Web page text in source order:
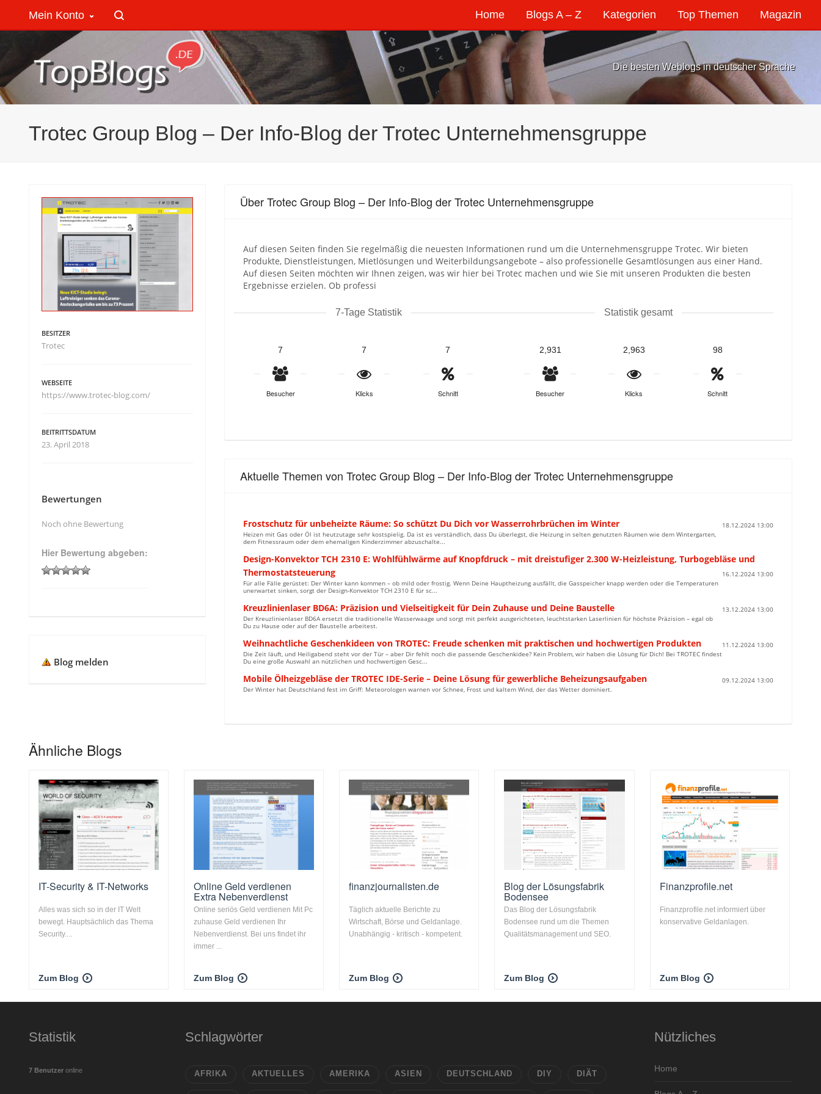
Home Blogs A – Z Kategorien Top Themen Magazin
Mein Konto
Die besten Weblogs in deutscher Sprache
Trotec Group Blog – Der Info-Blog der Trotec Unternehmensgruppe
Über Trotec Group Blog – Der Info-Blog der Trotec Unternehmensgruppe
Auf diesen Seiten finden Sie regelmäßig die neuesten Informationen rund um die Unternehmensgruppe Trotec. Wir bieten
Produkte, Dienstleistungen, Mietlösungen und Weiterbildungsangebote – also professionelle Gesamtlösungen aus einer Hand.
Auf diesen Seiten möchten wir Ihnen zeigen, was wir hier bei Trotec machen und wie Sie mit unseren Produkten die besten
Ergebnisse erzielen. Ob professi
7-Tage Statistik
7
Besucher
7
Klicks
7
Schnitt
Statistik gesamt
2,931
Besucher
2,963
Klicks
98
Schnitt
Aktuelle Themen von Trotec Group Blog – Der Info-Blog der Trotec Unternehmensgruppe
Frostschutz für unbeheizte Räume: So schützt Du Dich vor Wasserrohrbrüchen im Winter
18.12.2024 13:00
Heizen mit Gas oder Öl ist heutzutage sehr kostspielig. Da ist es verständlich, dass Du überlegst, die Heizung in selten genutzten Räumen wie dem Wintergarten,
dem Fitnessraum oder dem ehemaligen Kinderzimmer abzuschalte...
Design-Konvektor TCH 2310 E: Wohlfühlwärme auf Knopfdruck – mit dreistufiger 2.300 W-Heizleistung, Turbogebläse und
Thermostatsteuerung
16.12.2024 13:00
Für alle Fälle gerüstet: Der Winter kann kommen – ob mild oder frostig. Wenn Deine Hauptheizung ausfällt, die Gasspeicher knapp werden oder die Temperaturen
unerwartet sinken, sorgt der Design-Konvektor TCH 2310 E für sc...
Kreuzlinienlaser BD6A: Präzision und Vielseitigkeit für Dein Zuhause und Deine Baustelle
13.12.2024 13:00
Der Kreuzlinienlaser BD6A ersetzt die traditionelle Wasserwaage und sorgt mit perfekt ausgerichteten, leuchtstarken Laserlinien für höchste Präzision – egal ob
Du zu Hause oder auf der Baustelle arbeitest.
Weihnachtliche Geschenkideen von TROTEC: Freude schenken mit praktischen und hochwertigen Produkten
11.12.2024 13:00
Die Zeit läuft, und Heiligabend steht vor der Tür – aber Dir fehlt noch die passende Geschenkidee? Kein Problem, wir haben die Lösung für Dich! Bei TROTEC findest
Du eine große Auswahl an nützlichen und hochwertigen Gesc...
Mobile Ölheizgebläse der TROTEC IDE-Serie – Deine Lösung für gewerbliche Beheizungsaufgaben
09.12.2024 13:00
Der Winter hat Deutschland fest im Griff: Meteorologen warnen vor Schnee, Frost und kaltem Wind, der das Wetter dominiert.
BESITZER
Trotec
WEBSEITE
https://www.trotec-blog.com/
BEITRITTSDATUM
23. April 2018
Bewertungen
Noch ohne Bewertung
Hier Bewertung abgeben:
Blog melden
Ähnliche Blogs
IT-Security & IT-Networks
Alles was sich so in der IT Welt
bewegt. Hauptsächlich das Thema
Security....
Zum Blog
Online Geld verdienen
Extra Nebenverdienst
Online seriös Geld verdienen Mit Pc
zuhause Geld verdienen Ihr
Nebenverdienst. Bei uns findet ihr
immer ...
Zum Blog
finanzjournalisten.de
Täglich aktuelle Berichte zu
Wirtschaft, Börse und Geldanlage.
Unabhängig - kritisch - kompetent.
Zum Blog
Blog der Lösungsfabrik
Bodensee
Das Blog der Lösungsfabrik
Bodensee rund um die Themen
Qualitätsmanagement und SEO.
Zum Blog
Finanzprofile.net
Finanzprofile.net informiert über
konservative Geldanlagen.
Zum Blog
Statistik
7 Benutzer online
Schlagwörter
AFRIKA AKTUELLES AMERIKA ASIEN DEUTSCHLAND DIY DIÄT
Nützliches
Home